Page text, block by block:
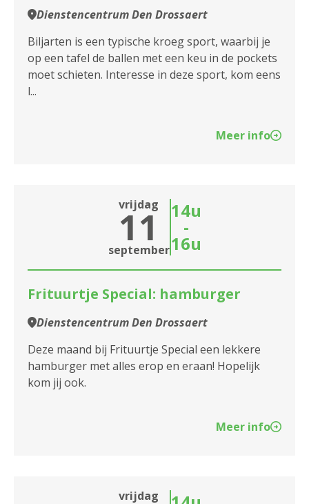
Dienstencentrum Den Drossaert
Biljarten is een typische kroeg sport, waarbij je
op een tafel de ballen met een keu in de pockets
moet schieten. Interesse in deze sport, kom eens
l...
Meer info
vrijdag
11
september
14u
-
16u
Frituurtje Special: hamburger
Dienstencentrum Den Drossaert
Deze maand bij Frituurtje Special een lekkere
hamburger met alles erop en eraan! Hopelijk
kom jij ook.
Meer info
vrijdag